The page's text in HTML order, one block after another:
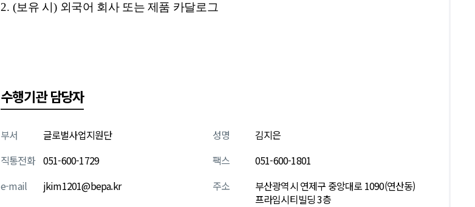
2. (보유 시 ) 외국어 회사 또는 제품 카달로그
수행기관 담당자
부서 글로벌사업지원단 성명
김지은
직통전화 051-600-1729 팩스
051-600-1801
e-mail
jkim1201@bepa.kr 주소
부산광역시 연제구 중앙대로 1090(연산동)
프라임시티빌딩 3층
첨부파일관리 나의상담내역